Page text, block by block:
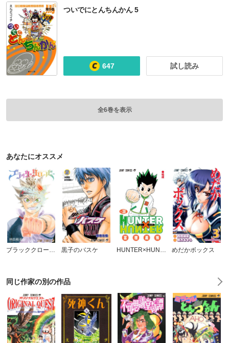
ついでにとんちんかん 5
647 試し読み
全6巻を表示
あなたにオススメ
ブラッククローバー 黒子のバスケ HUNTER×HUNTER カラー版 めだかボックス
同じ作家の別の作品